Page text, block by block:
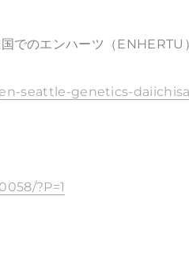
のエンハーツ（ENHERTU
seattle-genetics-
?P=1